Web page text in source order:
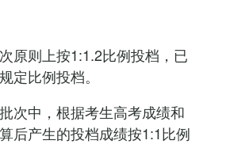
原则上按1:1.2比例投档，已
定比例投档。
次中，根据考生高考成绩和
后产生的投档成绩按1:1比例